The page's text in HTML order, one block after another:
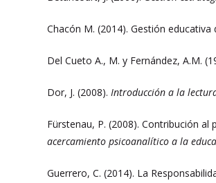
Chacón M. (2014). Gestión
Del Cueto A., M. y Fernández, A.M.
Dor, J. (2008).Introducción a la
Fürstenau, P. (2008). Contribución
acercamiento psicoanalítico a la
Guerrero, C. (2014). La